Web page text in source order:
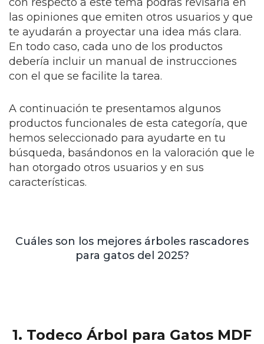
las opiniones que emiten otros usuarios y que
te ayudarán a proyectar una idea más clara.
En todo caso, cada uno de los productos
debería incluir un manual de instrucciones
con el que se facilite la tarea.
A continuación te presentamos algunos
productos funcionales de esta categoría, que
hemos seleccionado para ayudarte en tu
búsqueda, basándonos en la valoración que le
han otorgado otros usuarios y en sus
características.
Cuáles son los mejores árboles rascadores
para gatos del 2025?
1. Todeco Árbol para Gatos MDF